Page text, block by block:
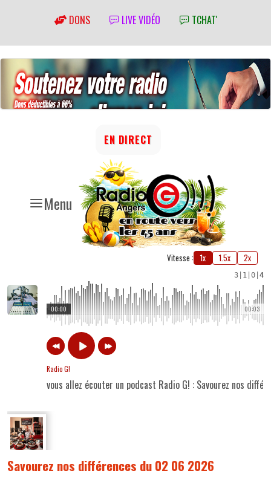
DONS LIVE VIDÉO TCHAT'
Menu
EN DIRECT
Vitesse : 1x 1.5x 2x
3 1 0 4
00:03
00:00
Radio G!
vous allez écouter un podcast Radio G! : Savourez nos
Savourez nos différences du 02 06 2026